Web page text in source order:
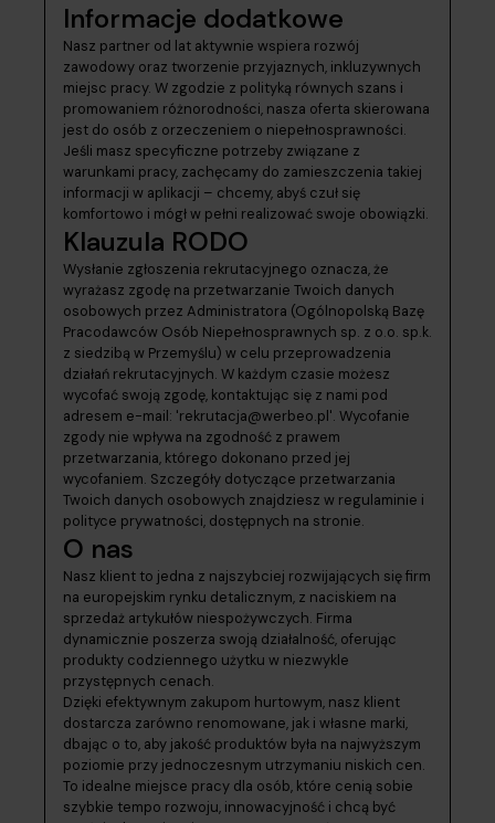
Informacje dodatkowe
Nasz partner od lat aktywnie wspiera rozwój
zawodowy oraz tworzenie przyjaznych, inkluzywnych
miejsc pracy. W zgodzie z polityką równych szans i
promowaniem różnorodności, nasza oferta skierowana
jest do osób z orzeczeniem o niepełnosprawności.
Jeśli masz specyficzne potrzeby związane z
warunkami pracy, zachęcamy do zamieszczenia takiej
informacji w aplikacji – chcemy, abyś czuł się
komfortowo i mógł w pełni realizować swoje obowiązki.
Klauzula RODO
Wysłanie zgłoszenia rekrutacyjnego oznacza, że
wyrażasz zgodę na przetwarzanie Twoich danych
osobowych przez Administratora (Ogólnopolską Bazę
Pracodawców Osób Niepełnosprawnych sp. z o.o. sp.k.
z siedzibą w Przemyślu) w celu przeprowadzenia
działań rekrutacyjnych. W każdym czasie możesz
wycofać swoją zgodę, kontaktując się z nami pod
adresem e-mail: 'rekrutacja@werbeo.pl'. Wycofanie
zgody nie wpływa na zgodność z prawem
przetwarzania, którego dokonano przed jej
wycofaniem. Szczegóły dotyczące przetwarzania
Twoich danych osobowych znajdziesz w regulaminie i
polityce prywatności, dostępnych na stronie.
O nas
Nasz klient to jedna z najszybciej rozwijających się firm
na europejskim rynku detalicznym, z naciskiem na
sprzedaż artykułów niespożywczych. Firma
dynamicznie poszerza swoją działalność, oferując
produkty codziennego użytku w niezwykle
przystępnych cenach.
Dzięki efektywnym zakupom hurtowym, nasz klient
dostarcza zarówno renomowane, jak i własne marki,
dbając o to, aby jakość produktów była na najwyższym
poziomie przy jednoczesnym utrzymaniu niskich cen.
To idealne miejsce pracy dla osób, które cenią sobie
szybkie tempo rozwoju, innowacyjność i chcą być